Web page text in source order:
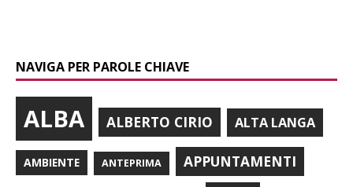
NAVIGA PER PAROLE CHIAVE
ALBA ALBERTO CIRIO ALTA LANGA
AMBIENTE ANTEPRIMA APPUNTAMENTI